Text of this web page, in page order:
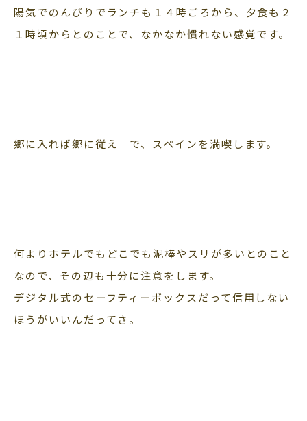
陽気でのんびりでランチも１４時ごろから、夕食も２
１時頃からとのことで、なかなか慣れない感覚です。
郷に入れば郷に従え で、スペインを満喫します。
何よりホテルでもどこでも泥棒やスリが多いとのこと
なので、その辺も十分に注意をします。
デジタル式のセーフティーボックスだって信用しない
ほうがいいんだってさ。